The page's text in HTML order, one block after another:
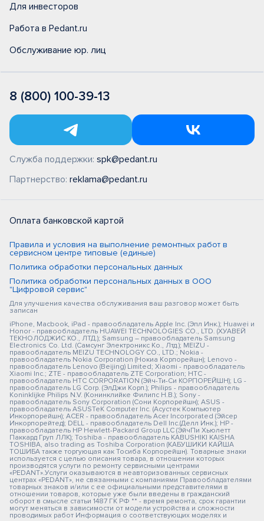
Для инвесторов
Работа в Pedant.ru
Обслуживание юр. лиц
8 (800) 100-39-13
Служба поддержки: spk@pedant.ru
Партнерство: reklama@pedant.ru
Оплата банковской картой
Правила и условия на выполнение ремонтных работ в
сервисном центре типовые (единые)
Политика обработки персональных данных
Политика обработки персональных данных в ООО
"Цифровой сервис"
Для улучшения качества обслуживания ваш разговор может быть
записан
iPhone, Macbook, iPad - правообладатель Apple Inc. (Эпл Инк.); Huawei и
Honor - правообладатель HUAWEI TECHNOLOGIES CO., LTD. (ХУАВЕЙ
ТЕКНОЛОДЖИС КО., ЛТД.); Samsung – правообладатель Samsung
Electronics Co. Ltd. (Самсунг Электроникс Ко., Лтд.); MEIZU -
правообладатель MEIZU TECHNOLOGY CO., LTD.; Nokia -
правообладатель Nokia Corporation (Нокиа Корпорейшн); Lenovo -
правообладатель Lenovo (Beijing) Limited; Xiaomi - правообладатель
Xiaomi Inc.; ZTE - правообладатель ZTE Corporation; HTC -
правообладатель HTC CORPORATION (Эйч-Ти-Си КОРПОРЕЙШН); LG -
правообладатель LG Corp. (ЭлДжи Корп.); Philips - правообладатель
Koninklijke Philips N.V. (Конинклийке Филипс Н.В.); Sony -
правообладатель Sony Corporation (Сони Корпорейшн); ASUS -
правообладатель ASUSTeK Computer Inc. (Асустек Компьютер
Инкорпорейшн); ACER - правообладатель Acer Incorporated (Эйсер
Инкорпорейтед); DELL - правообладатель Dell Inc.(Делл Инк.); HP -
правообладатель HP Hewlett-Packard Group LLC (ЭйчПи Хьюлетт
Паккард Груп ЛЛК); Toshiba - правообладатель KABUSHIKI KAISHA
TOSHIBA, also trading as Toshiba Corporation (КАБУШИКИ КАЙША
ТОШИБА также торгующая как Тосиба Корпорейшн). Товарные знаки
используется с целью описания товара, в отношении которых
производятся услуги по ремонту сервисными центрами
«PEDANT».Услуги оказываются в неавторизованных сервисных
центрах «PEDANT», не связанными с компаниями Правообладателями
товарных знаков и/или с ее официальными представителями в
отношении товаров, которые уже были введены в гражданский
оборот в смысле статьи 1487 ГК РФ ** - время ремонта, срок гарантии
могут меняться в зависимости от модели устройства и сложности
проводимых работ Информация о соответствующих моделях и